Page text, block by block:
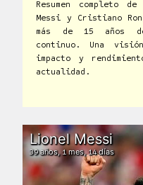
Resumen completo
Messi y Cristiano
más de 15 años
continuo. Una
impacto y
actualidad.
Lionel Messi
39años, 1mes,14días